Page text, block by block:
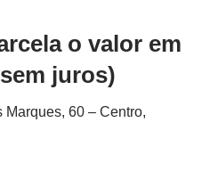
o valor em
juros)
Marques, 60 – Centro,